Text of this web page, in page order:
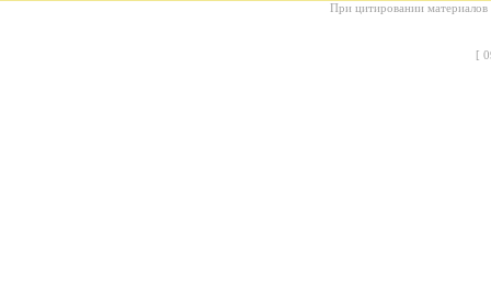
При цитировании материалов
[